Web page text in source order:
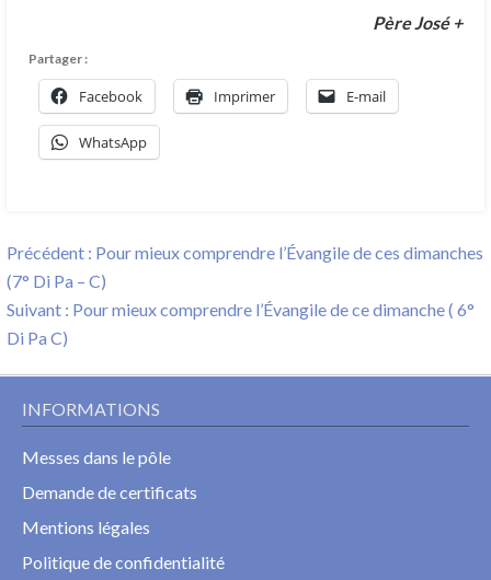
Père José +
Partager :
Facebook Imprimer E-mail
WhatsApp
Navigation
de
l’article
Précédent : Previous
post:
Pour mieux comprendre l’Évangile de ces dimanches
(7° Di Pa – C)
Suivant : Next
Pour mieux comprendre l’Évangile de ce dimanche ( 6°
Di Pa C)
INFORMATIONS
Messes dans le pôle
Demande de certificats
Mentions légales
Politique de confidentialité